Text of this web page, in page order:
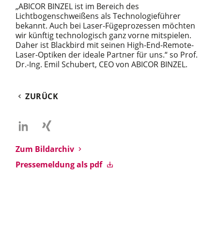
Zum Bildarchiv
Pressemeldung als pdf
„ABICOR BINZEL ist im Bereich des
Lichtbogenschweißens als Technologieführer
bekannt. Auch bei Laser-Fügeprozessen möchten
wir künftig technologisch ganz vorne mitspielen.
Daher ist Blackbird mit seinen High-End-Remote-
Laser-Optiken der ideale Partner für uns.“ so Prof.
Dr.-Ing. Emil Schubert, CEO von ABICOR BINZEL.
ZURÜCK